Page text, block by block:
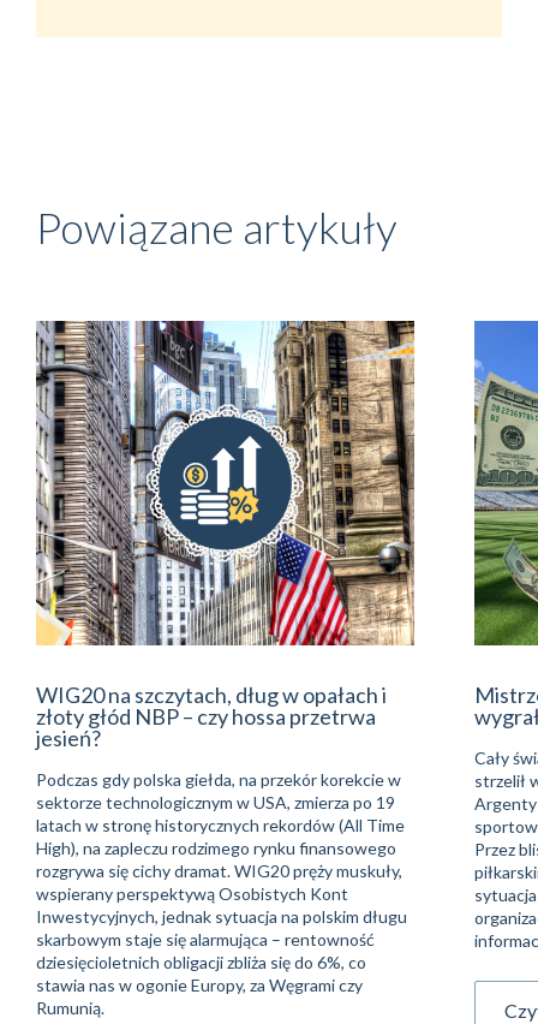
Powiązane artykuły
WIG20 na szczytach, dług w opałach i
złoty głód NBP – czy hossa przetrwa
jesień?
Podczas gdy polska giełda, na przekór korekcie w
sektorze technologicznym w USA, zmierza po 19
latach w stronę historycznych rekordów (All Time
High), na zapleczu rodzimego rynku finansowego
rozgrywa się cichy dramat. WIG20 pręży muskuły,
wspierany perspektywą Osobistych Kont
Inwestycyjnych, jednak sytuacja na polskim długu
skarbowym staje się alarmująca – rentowność
dziesięcioletnich obligacji zbliża się do 6%, co
stawia nas w ogonie Europy, za Węgrami czy
Rumunią.
Cały
strzelił
Przez